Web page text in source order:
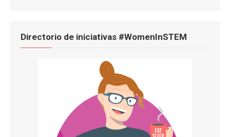
Directorio de iniciativas #WomenInSTEM